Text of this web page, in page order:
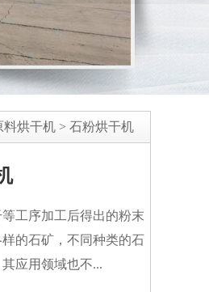
料烘干机 > 石粉烘干机
工序加工后得出的粉末
的石矿，不同种类的石
应用领域也不...